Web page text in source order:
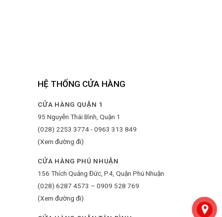
HỆ THỐNG CỬA HÀNG
CỬA HÀNG QUẬN 1
95 Nguyễn Thái Bình, Quận 1
(028) 2253 3774 - 0963 313 849
(Xem đường đi)
CỬA HÀNG PHÚ NHUẬN
156 Thích Quảng Đức, P.4, Quận Phú Nhuận
(028) 6287 4573 – 0909 528 769
(Xem đường đi)